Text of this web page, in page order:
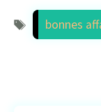
Étiquettes
bonnes